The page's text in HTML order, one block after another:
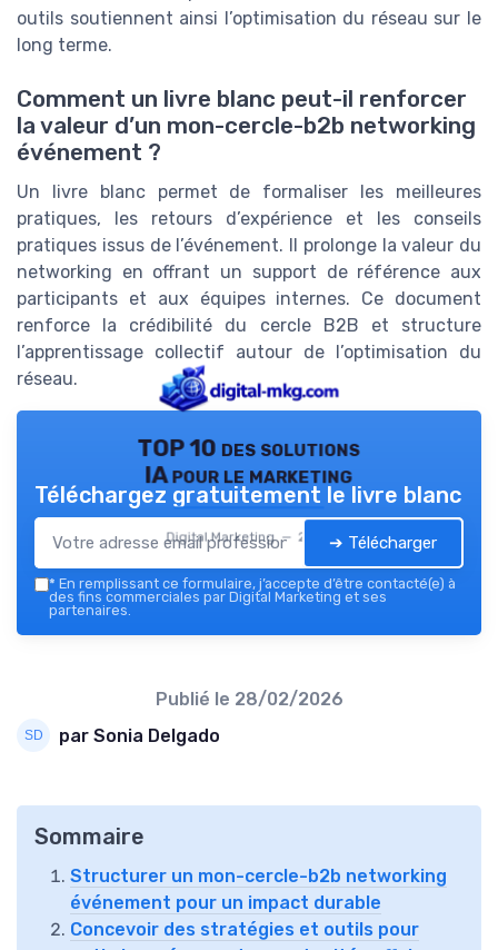
outils soutiennent ainsi l’optimisation du réseau sur le
long terme.
Comment un livre blanc peut-il renforcer
la valeur d’un mon-cercle-b2b networking
événement ?
Un livre blanc permet de formaliser les meilleures
pratiques, les retours d’expérience et les conseils
pratiques issus de l’événement. Il prolonge la valeur du
networking en offrant un support de référence aux
participants et aux équipes internes. Ce document
renforce la crédibilité du cercle B2B et structure
l’apprentissage collectif autour de l’optimisation du
réseau.
TOP 10 des solutions
IA pour le marketing
Digital Marketing — 2026
Téléchargez gratuitement le livre blanc
➔ Télécharger
* En remplissant ce formulaire, j’accepte d’être contacté(e) à
des fins commerciales par Digital Marketing et ses
partenaires.
Publié le 28/02/2026
par Sonia Delgado
Sommaire
Structurer un mon-cercle-b2b networking
événement pour un impact durable
Concevoir des stratégies et outils pour